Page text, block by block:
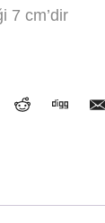
7 cm’dir